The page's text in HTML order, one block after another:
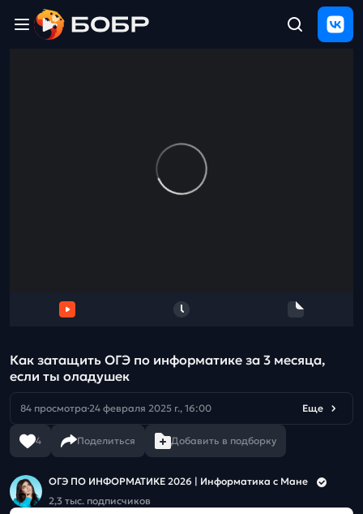
Как затащить ОГЭ по информатике за 3 месяца,
если ты оладушек
84 просмотра 24 февраля 2025 г., 16:00 Еще
4 Поделиться Добавить в подборку
ОГЭ ПО ИНФОРМАТИКЕ 2026 | Информатика с Мане
2,3 тыс. подписчиков